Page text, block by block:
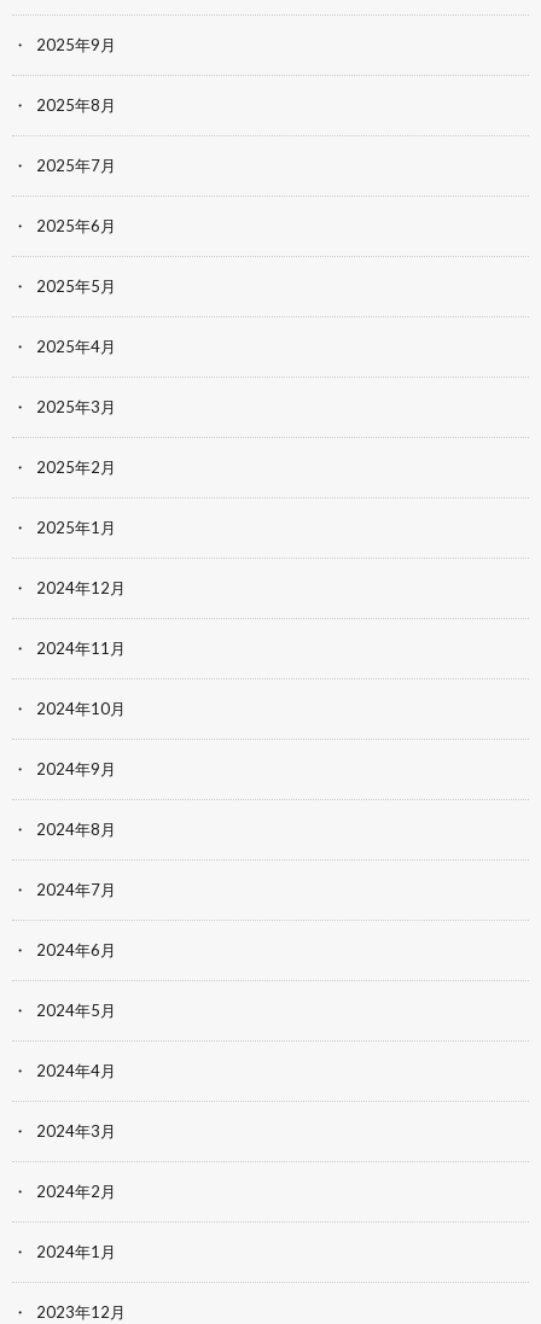
2025年9月
2025年8月
2025年7月
2025年6月
2025年5月
2025年4月
2025年3月
2025年2月
2025年1月
2024年12月
2024年11月
2024年10月
2024年9月
2024年8月
2024年7月
2024年6月
2024年5月
2024年4月
2024年3月
2024年2月
2024年1月
2023年12月